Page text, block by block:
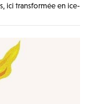
ici transformée en ice-